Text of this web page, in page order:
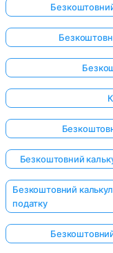
Безкоштовний
Безкоштовний
податку
Безкоштовний